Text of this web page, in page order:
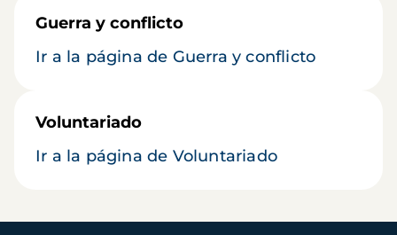
Guerra y conflicto
Ir a la página de Guerra y conflicto
Voluntariado
Ir a la página de Voluntariado